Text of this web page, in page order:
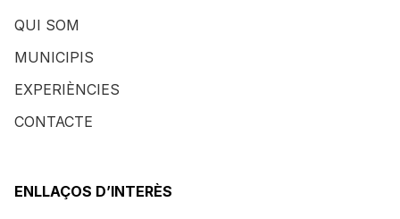
QUI SOM
MUNICIPIS
EXPERIÈNCIES
CONTACTE
ENLLAÇOS D’INTERÈS